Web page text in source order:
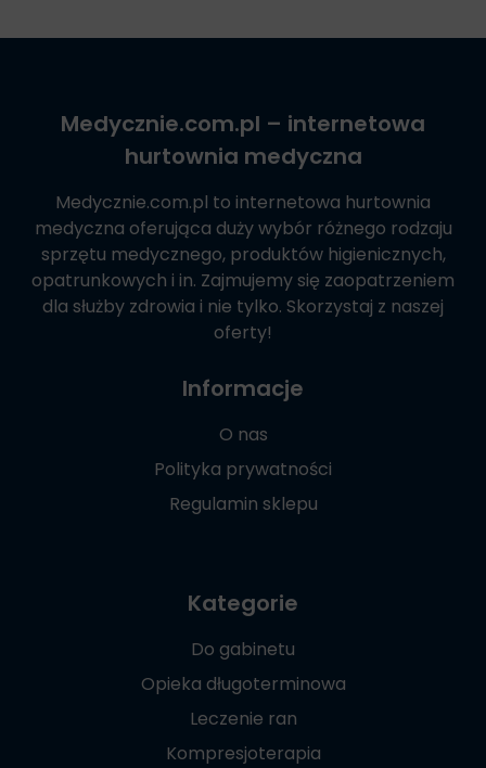
Medycznie.com.pl – internetowa
hurtownia medyczna
Medycznie.com.pl to internetowa hurtownia
medyczna oferująca duży wybór różnego rodzaju
sprzętu medycznego, produktów higienicznych,
opatrunkowych i in. Zajmujemy się zaopatrzeniem
dla służby zdrowia i nie tylko. Skorzystaj z naszej
oferty!
Informacje
O nas
Polityka prywatności
Regulamin sklepu
Kategorie
Do gabinetu
Opieka długoterminowa
Leczenie ran
Kompresjoterapia